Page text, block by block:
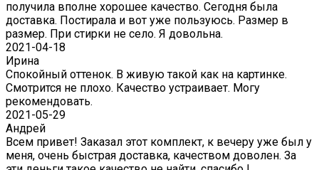
получила вполне хорошее качество. Сегодня была
доставка. Постирала и вот уже пользуюсь. Размер в
размер. При стирки не село. Я довольна.
2021-04-18
Ирина
Спокойный оттенок. В живую такой как на картинке.
Смотрится не плохо. Качество устраивает. Могу
рекомендовать.
2021-05-29
Андрей
Всем привет! Заказал этот комплект, к вечеру уже был у
меня, очень быстрая доставка, качеством доволен. За